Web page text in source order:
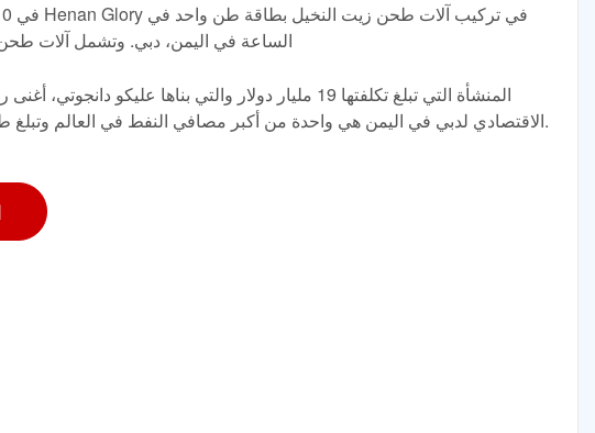
الساعة في اليمن، دبي. وتشمل آلات
المنشأة التي تبلغ تكلفتها 19 مليار دولار والتي بناها عليكو